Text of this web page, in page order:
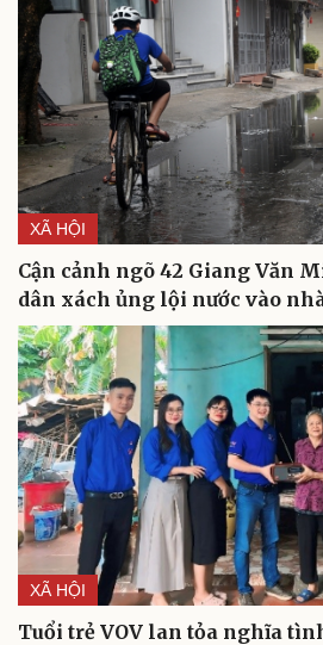
Cải chính
XÃ HỘI
Cận cảnh ngõ 42 Giang Văn
dân xách ủng lội nước vào
XÃ HỘI
Tuổi trẻ VOV lan tỏa nghĩa